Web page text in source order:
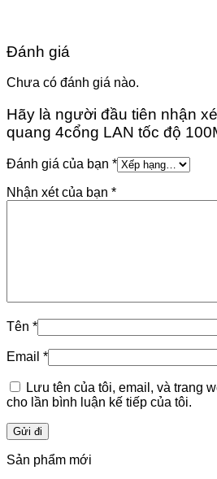
Đánh giá
Chưa có đánh giá nào.
Hãy là người đầu tiên nhận
quang 4cổng LAN tốc độ
Đánh giá của bạn *
Nhận xét của bạn *
Tên *
Email *
Lưu tên của tôi, email, và trang
cho lần bình luận kế tiếp của tôi.
Sản phẩm mới